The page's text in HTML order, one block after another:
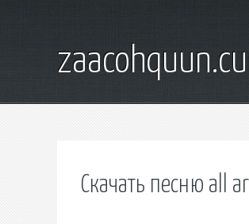
Скачать песню all